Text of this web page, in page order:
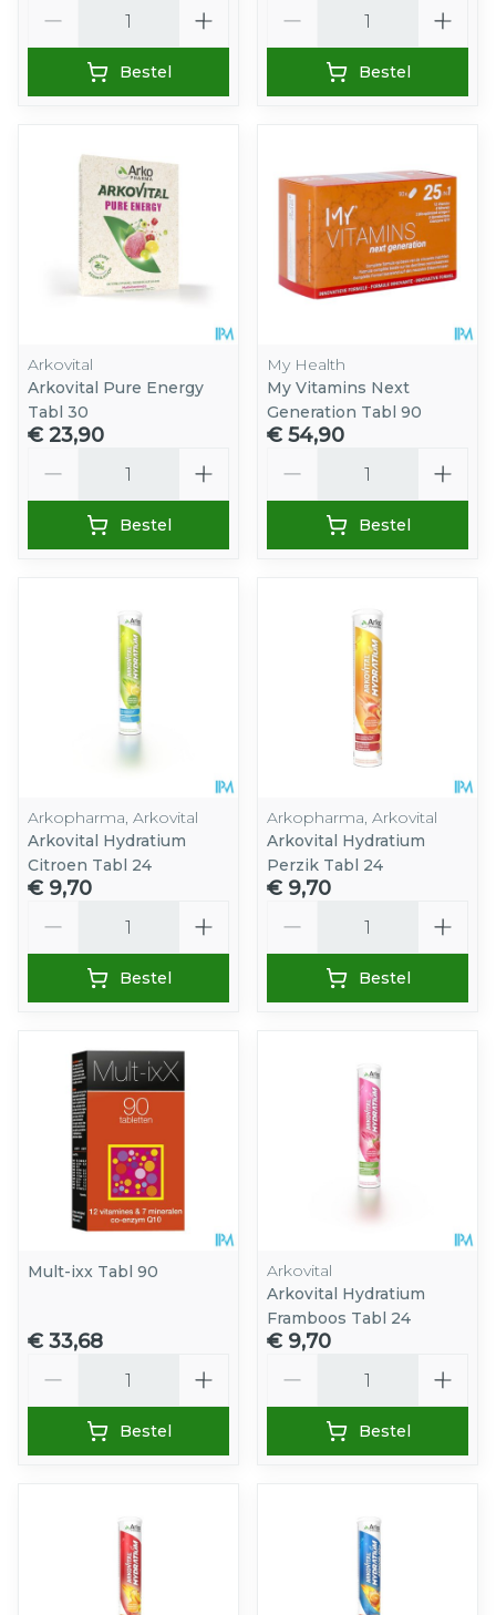
Bestel Bestel
Arkovital
Arkovital Pure Energy
Tabl 30
€ 23,90
Bestel
My Health
My Vitamins Next
Generation Tabl 90
€ 54,90
Bestel
Arkopharma, Arkovital
Arkovital Hydratium
Citroen Tabl 24
€ 9,70
Bestel
Arkopharma, Arkovital
Arkovital Hydratium
Perzik Tabl 24
€ 9,70
Bestel
Mult-ixx Tabl 90
€ 33,68
Bestel
Arkovital
Arkovital Hydratium
Framboos Tabl 24
€ 9,70
Bestel